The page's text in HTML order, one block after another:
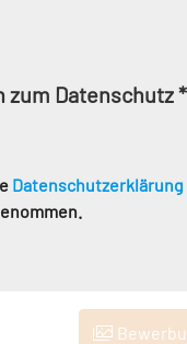
zum Datenschutz*
Datenschutzerklärung